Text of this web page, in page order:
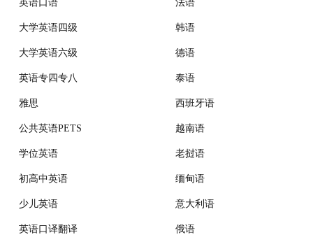
英语口语 法语
大学英语四级 韩语
大学英语六级 德语
英语专四专八 泰语
雅思 西班牙语
公共英语PETS 越南语
学位英语 老挝语
初高中英语 缅甸语
少儿英语 意大利语
英语口译翻译 俄语